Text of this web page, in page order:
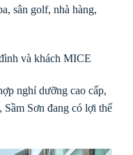
sân golf, nhà hàng,
và khách MICE
nghỉ dưỡng cao cấp,
Sơn đang có lợi thế